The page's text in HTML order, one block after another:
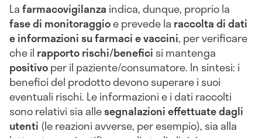
Lafarmacovigilanza indica, dunque, proprio la
fase di monitoraggioe prevede la raccolta di dati
e informazioni su farmaci e vaccini, per verificare
che il rapporto rischi/benefici si mantenga
positivoper il paziente/consumatore. In sintesi: i
benefici del prodotto devono superare i suoi
eventuali rischi. Le informazioni e i dati raccolti
sono relativi sia allesegnalazioni effettuate dagli
utenti (le reazioni avverse, per esempio), sia alla